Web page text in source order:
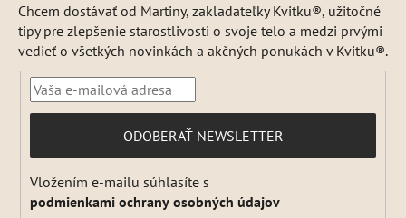
Chcem dostávať od Martiny, zakladateľky Kvitku®, užitočné
tipy pre zlepšenie starostlivosti o svoje telo a medzi prvými
vedieť o všetkých novinkách a akčných ponukách v Kvitku®.
PRIHLÁSIŤ
SA
ODOBERAŤ NEWSLETTER
Vložením e-mailu súhlasíte s
podmienkami ochrany osobných údajov